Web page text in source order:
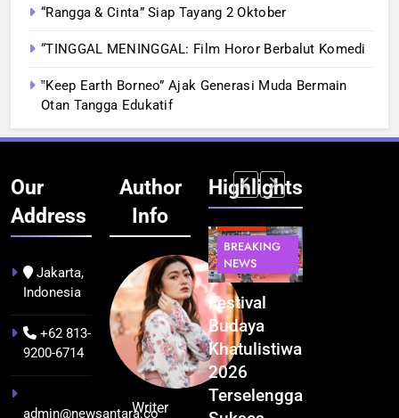
“Rangga & Cinta” Siap Tayang 2 Oktober
“TINGGAL MENINGGAL: Film Horor Berbalut Komedi
‟Keep Earth Borneo” Ajak Generasi Muda Bermain
Otan Tangga Edukatif
Our
Address
Jakarta,
Indonesia
+62 813-
9200-6714
admin@newsantara.co
Author
Info
Writer
Highlights
BERITA
NEWS
Kualitas
Pramuwisata
Dukung
Peningkatan
INFRASTRUKTUR
TEKNOLOGI
Indonesia
Resmi
Bangun AI
Factory
BREAKING
NEWS
Festival
Budaya
Khatulistiwa
2026
Terselenggara